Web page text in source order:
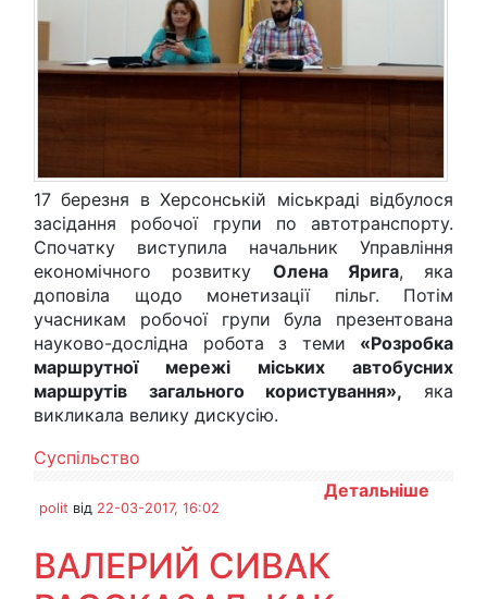
17 березня в Херсонській міськраді відбулося
засідання робочої групи по автотранспорту.
Спочатку виступила начальник Управління
економічного розвитку Олена Ярига, яка
доповіла щодо монетизації пільг. Потім
учасникам робочої групи була презентована
науково-дослідна робота з теми «Розробка
маршрутної мережі міських автобусних
маршрутів загального користування», яка
викликала велику дискусію.
Суспільство
Детальніше
polit від 22-03-2017, 16:02
ВАЛЕРИЙ СИВАК